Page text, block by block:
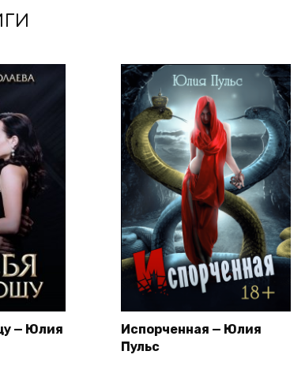
— Юлия
Испорченная — Юлия
Пульс